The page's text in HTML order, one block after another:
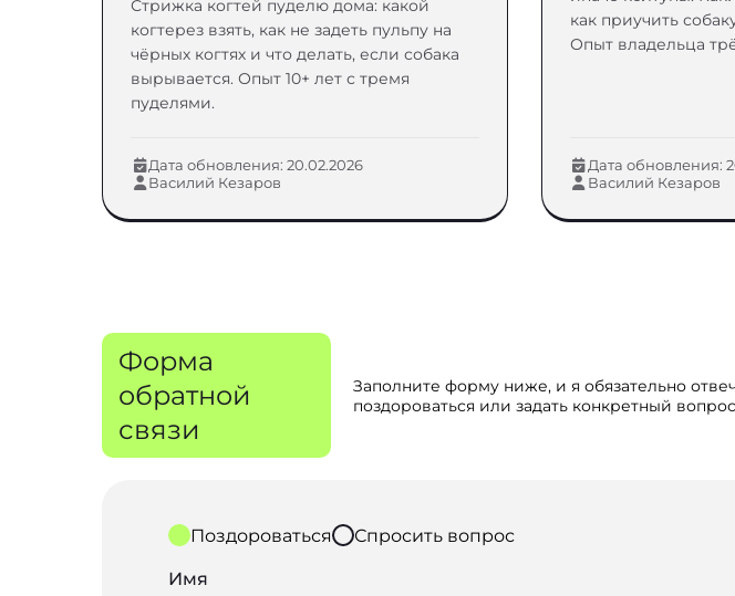
Стрижка когтей пуделю дома: какой
когтерез взять, как не задеть пульпу на
чёрных когтях и что делать, если собака
вырывается. Опыт 10+ лет с тремя
пуделями.
Дата обновления: 20.02.2026
Василий Кезаров
как приучить
Опыт владельца
Дата обновления:
Василий Кезаров
Форма
обратной
связи
Заполните форму ниже, и я обязательно
поздороваться или задать конкретный
Поздороваться Спросить вопрос
Имя